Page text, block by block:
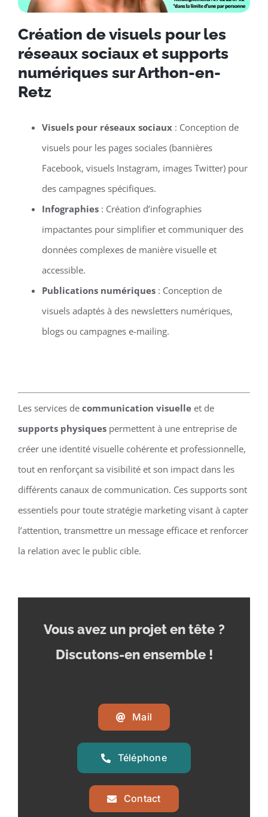
Création de visuels pour les
réseaux sociaux et supports
numériques sur Arthon-en-
Retz
Visuels pour réseaux sociaux: Conception de
visuels pour les pages sociales (bannières
Facebook, visuels Instagram, images Twitter) pour
des campagnes spécifiques.
Infographies: Création d’infographies
impactantes pour simplifier et communiquer des
données complexes de manière visuelle et
accessible.
Publications numériques: Conception de
visuels adaptés à des newsletters numériques,
blogs ou campagnes e-mailing.
Les services de communication visuelleet de
supports physiquespermettent à une entreprise de
créer une identité visuelle cohérente et professionnelle,
tout en renforçant sa visibilité et son impact dans les
différents canaux de communication. Ces supports sont
essentiels pour toute stratégie marketing visant à capter
l’attention, transmettre un message efficace et renforcer
la relation avec le public cible.
Vous avez un projet en tête ?
Discutons-en ensemble !
Mail
Téléphone
Contact